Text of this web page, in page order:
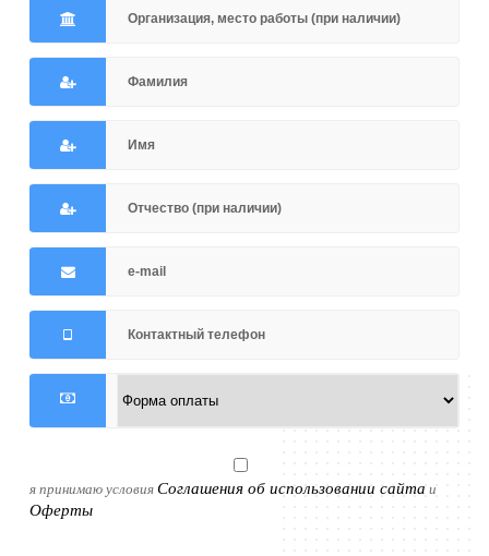
я принимаю условияСоглашения об использовании сайта и
Оферты